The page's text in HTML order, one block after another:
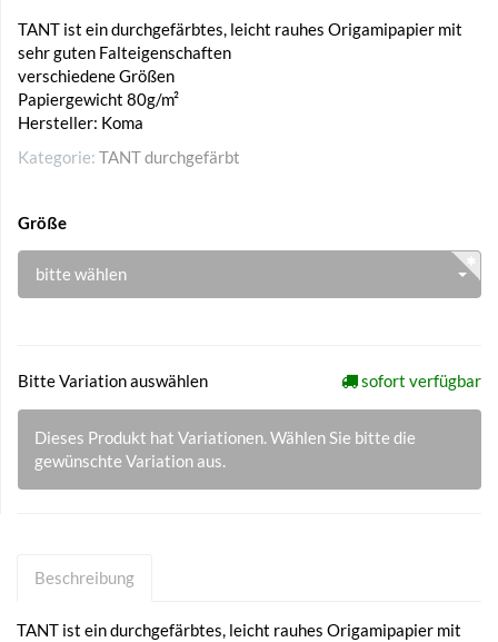
TANT ist ein durchgefärbtes, leicht rauhes Origamipapier mit
sehr guten Falteigenschaften
verschiedene Größen
Papiergewicht 80g/m²
Hersteller: Koma
Kategorie: TANT durchgefärbt
Größe
bitte wählen
Bitte Variation auswählen sofort verfügbar
Dieses Produkt hat Variationen. Wählen Sie bitte die
gewünschte Variation aus.
Beschreibung
TANT ist ein durchgefärbtes, leicht rauhes Origamipapier mit